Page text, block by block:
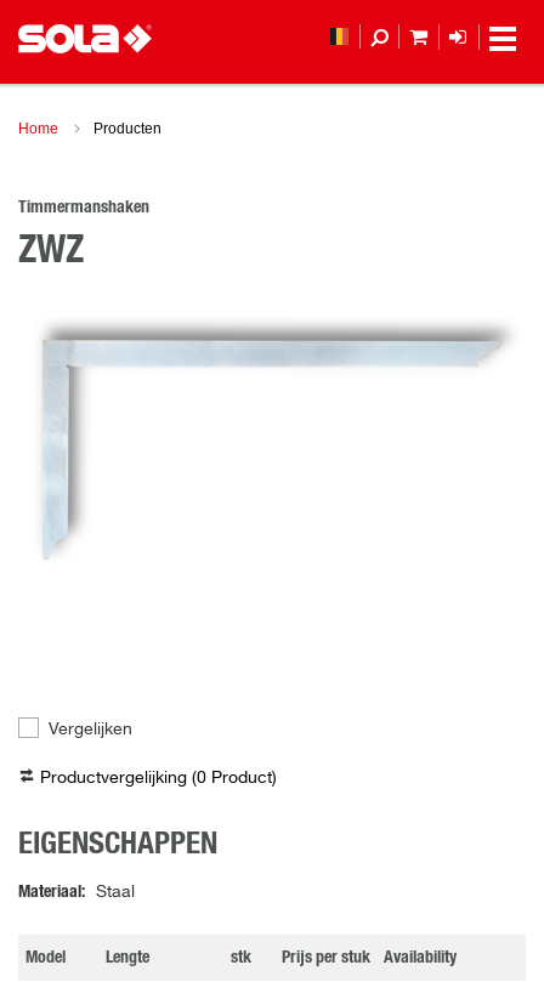
Home Producten
Timmermanshaken
ZWZ
Vergelijken
Productvergelijking (0 Product)
EIGENSCHAPPEN
Materiaal Staal
Model Lengte stk Prijs per stuk Availability
MIJN LOGIN